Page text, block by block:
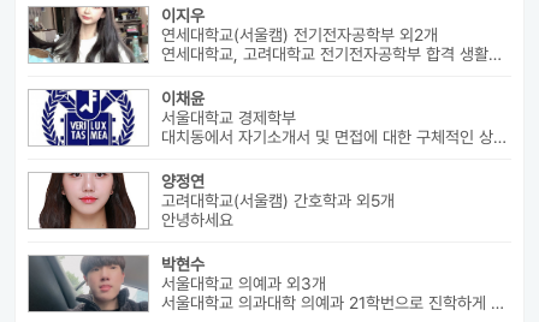
이지우
연세대학교(서울캠) 전기전자공학부 외2개
연세대학교, 고려대학교 전기전자공학부 합격 생활기록부, 내신, 활동 등...
이채윤
서울대학교 경제학부
대치동에서 자기소개서 및 면접에 대한 구체적인 상담 진행하고 있습니다....
양정연
고려대학교(서울캠) 간호학과 외5개
안녕하세요
박현수
서울대학교 의예과 외3개
서울대학교 의과대학 의예과 21학번으로 진학하게 될 박현수라고 합니다~